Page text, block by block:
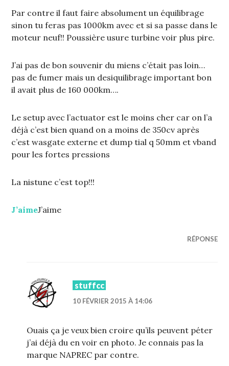
Par contre il faut faire absolument un équilibrage
sinon tu feras pas 1000km avec et si sa passe dans le
moteur neuf!! Poussière usure turbine voir plus pire.
J’ai pas de bon souvenir du miens c’était pas loin…
pas de fumer mais un desiquilibrage important bon
il avait plus de 160 000km….
Le setup avec l’actuator est le moins cher car on l’a
déjà c’est bien quand on a moins de 350cv après
c’est wasgate externe et dump tial q 50mm et vband
pour les fortes pressions
La nistune c’est top!!!
J’aimeJ’aime
RÉPONSE
stuffcc
10 FÉVRIER 2015 À 14:06
Ouais ça je veux bien croire qu’ils peuvent péter
j’ai déjà du en voir en photo. Je connais pas la
marque NAPREC par contre.